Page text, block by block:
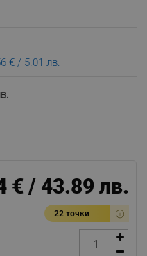
€ / 5.01 лв.
€ / 43.89 лв.
22 точки